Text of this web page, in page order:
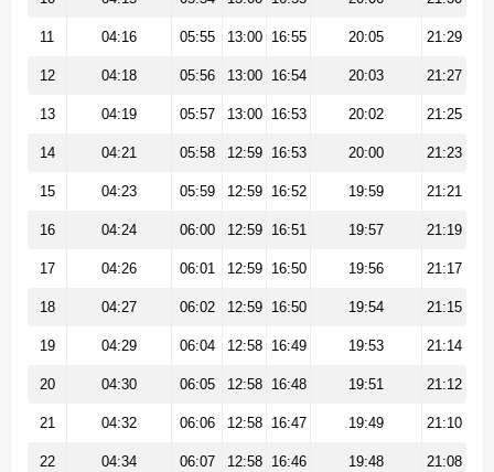
11 04:16 05:55 13:00 16:55 20:05 21:29
12 04:18 05:56 13:00 16:54 20:03 21:27
13 04:19 05:57 13:00 16:53 20:02 21:25
14 04:21 05:58 12:59 16:53 20:00 21:23
15 04:23 05:59 12:59 16:52 19:59 21:21
16 04:24 06:00 12:59 16:51 19:57 21:19
17 04:26 06:01 12:59 16:50 19:56 21:17
18 04:27 06:02 12:59 16:50 19:54 21:15
19 04:29 06:04 12:58 16:49 19:53 21:14
20 04:30 06:05 12:58 16:48 19:51 21:12
21 04:32 06:06 12:58 16:47 19:49 21:10
22 04:34 06:07 12:58 16:46 19:48 21:08